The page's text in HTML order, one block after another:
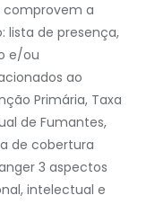
a
lista de presença,
e/ou
ao
Primária, Taxa
de Fumantes,
de cobertura
3 aspectos
intelectual e